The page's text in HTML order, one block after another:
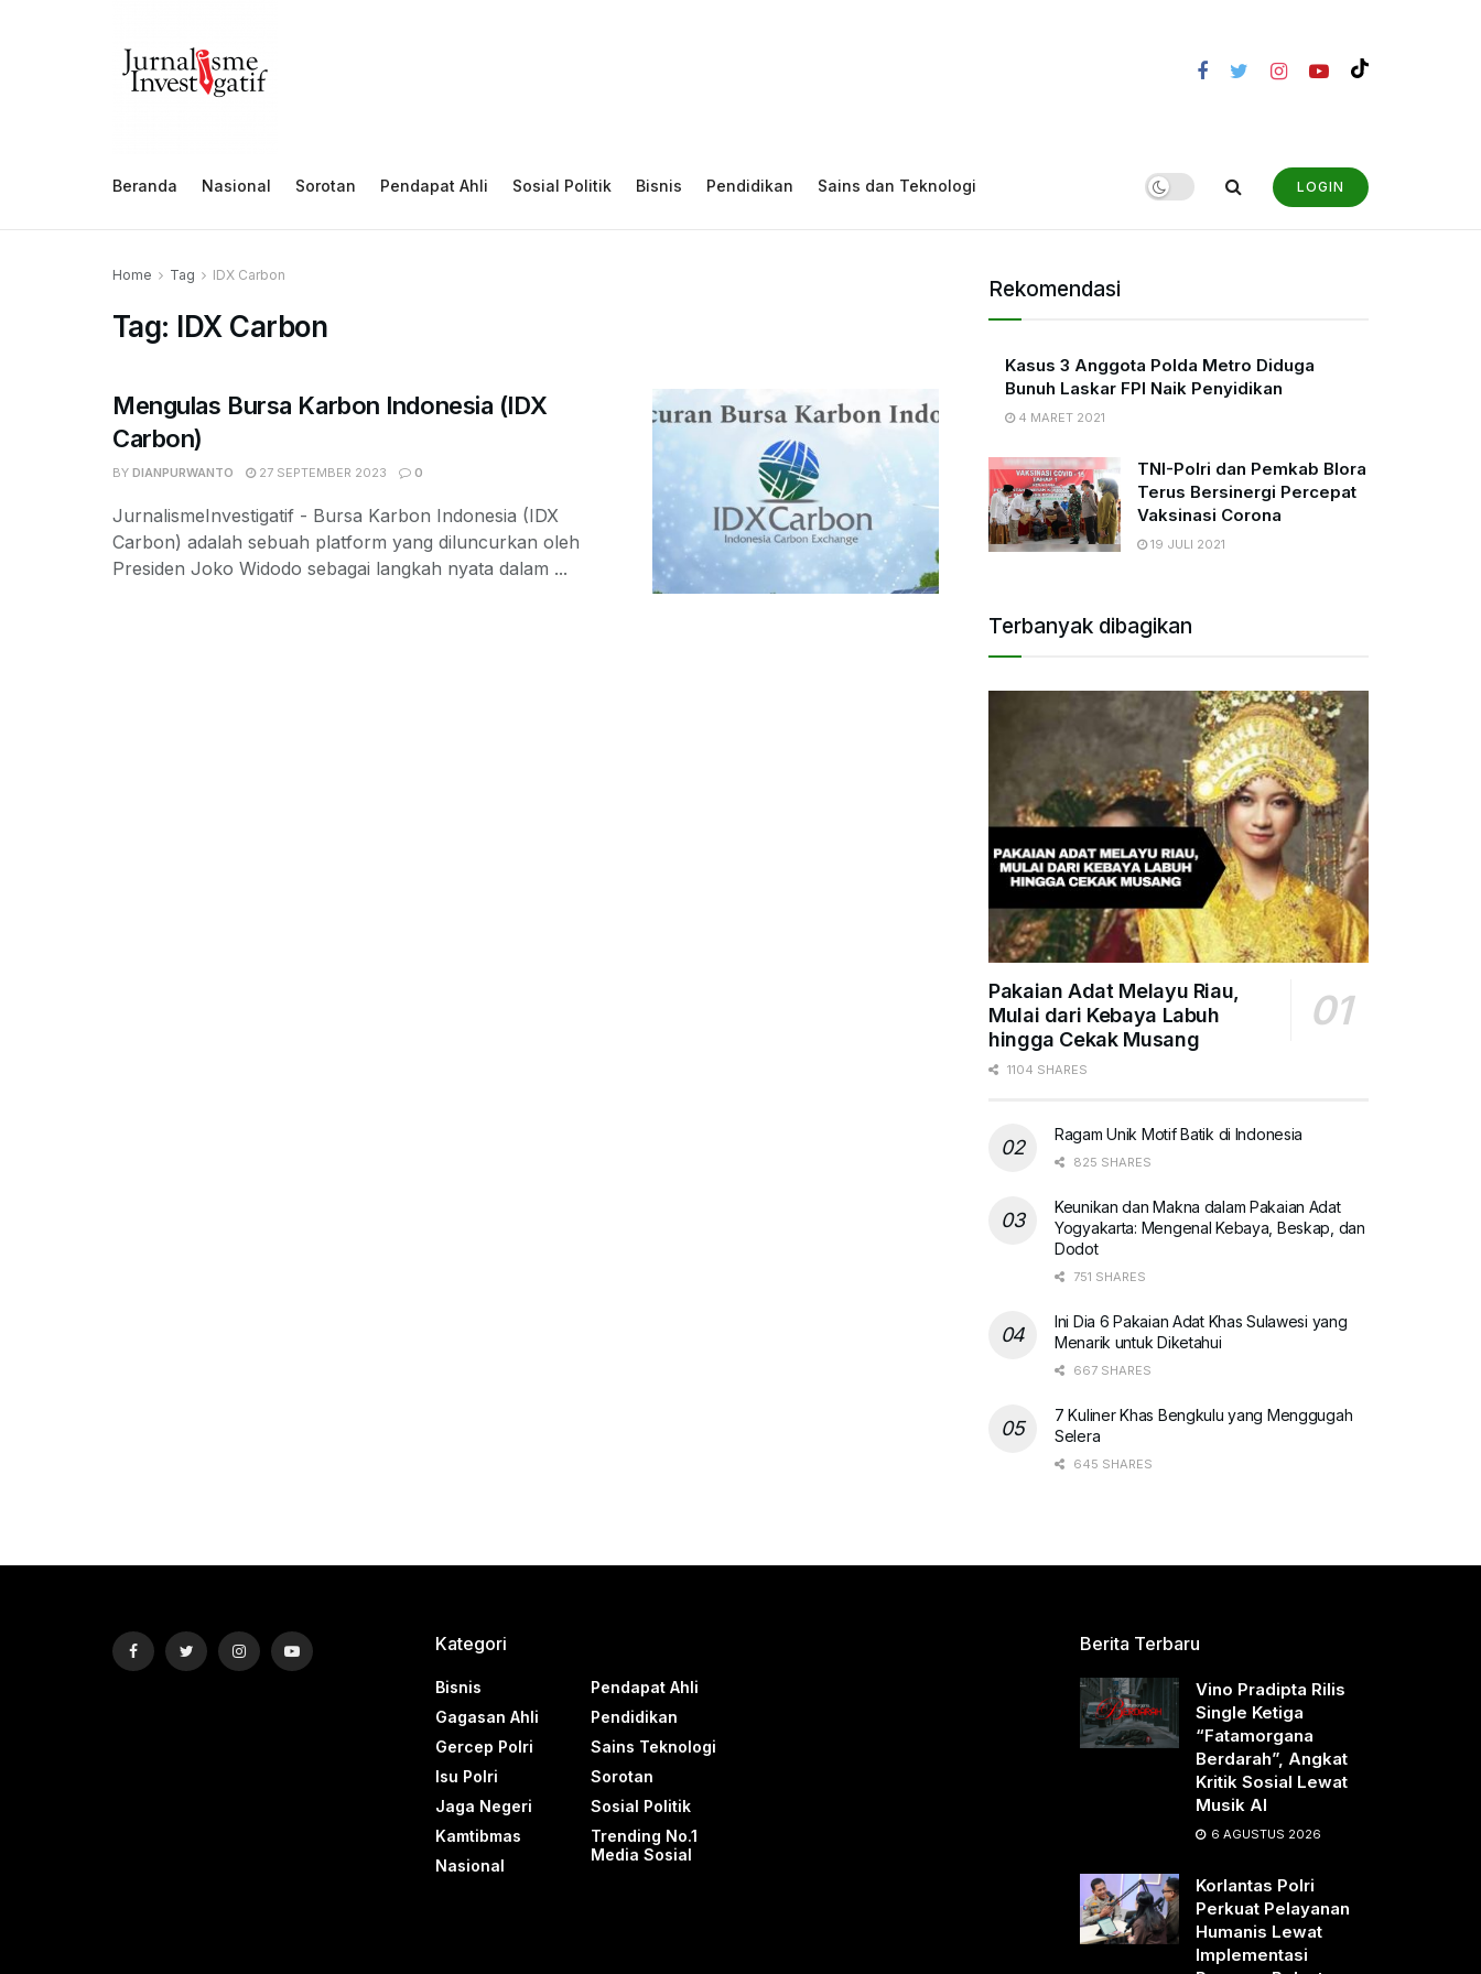
Beranda Nasional Sorotan Pendapat Ahli Sosial Politik Bisnis Pendidikan Sains dan Teknologi LOGIN
Home Tag IDX Carbon
Tag: IDX Carbon
Mengulas Bursa Karbon Indonesia (IDX
Carbon)
BY DIANPURWANTO 27 SEPTEMBER 2023 0
JurnalismeInvestigatif - Bursa Karbon Indonesia (IDX
Carbon) adalah sebuah platform yang diluncurkan oleh
Presiden Joko Widodo sebagai langkah nyata dalam ...
Rekomendasi
Kasus 3 Anggota Polda Metro Diduga
Bunuh Laskar FPI Naik Penyidikan
4 MARET 2021
TNI-Polri dan Pemkab Blora
Terus Bersinergi Percepat
Vaksinasi Corona
19 JULI 2021
Terbanyak dibagikan
Pakaian Adat Melayu Riau,
Mulai dari Kebaya Labuh
hingga Cekak Musang
1104 SHARES
Ragam Unik Motif Batik di Indonesia
825 SHARES
Keunikan dan Makna dalam Pakaian Adat
Yogyakarta: Mengenal Kebaya, Beskap, dan
Dodot
751 SHARES
Ini Dia 6 Pakaian Adat Khas Sulawesi yang
Menarik untuk Diketahui
667 SHARES
7 Kuliner Khas Bengkulu yang Menggugah
Selera
645 SHARES
Kategori
Bisnis
Gagasan Ahli
Gercep Polri
Isu Polri
Jaga Negeri
Kamtibmas
Nasional
Pendapat Ahli
Pendidikan
Sains Teknologi
Sorotan
Sosial Politik
Trending No.1
Media Sosial
Berita Terbaru
Vino Pradipta Rilis
Single Ketiga
“Fatamorgana
Berdarah”, Angkat
Kritik Sosial Lewat
Musik AI
6 AGUSTUS 2026
Korlantas Polri
Perkuat Pelayanan
Humanis Lewat
Implementasi